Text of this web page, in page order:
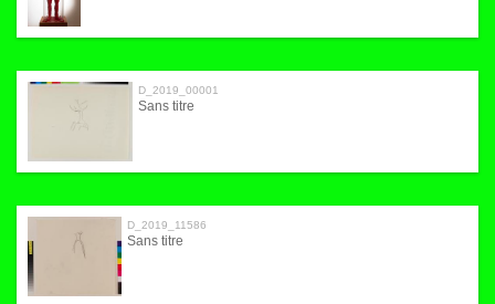
D_2019_00001
Sans titre
D_2019_11586
Sans titre